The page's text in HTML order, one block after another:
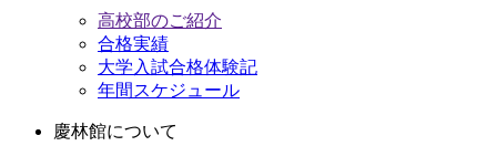
高校部のご紹介
合格実績
大学入試合格体験記
年間スケジュール
慶林館について